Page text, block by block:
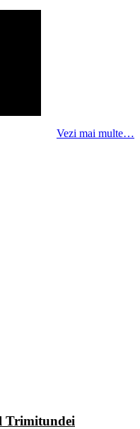
Vezi mai multe…
Trimitundei